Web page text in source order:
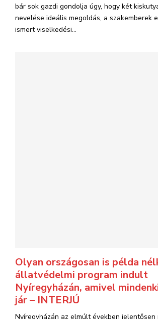
bár sok gazdi gondolja úgy, hogy két
nevelése ideális megoldás, a szakemberek
ismert viselkedési...
Olyan országosan is példa
állatvédelmi program indult
Nyíregyházán, amivel
jár – INTERJÚ
Nyíregyházán az elmúlt években